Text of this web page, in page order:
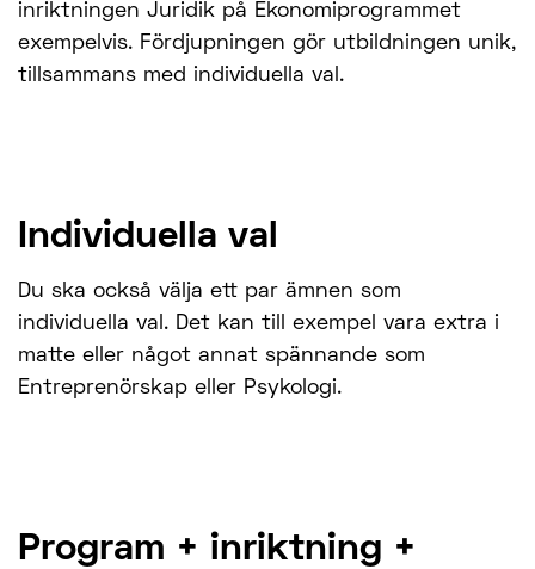
inriktningen Juridik på Ekonomiprogrammet
exempelvis. Fördjupningen gör utbildningen unik,
tillsammans med individuella val.
Individuella val
Du ska också välja ett par ämnen som
individuella val. Det kan till exempel vara extra i
matte eller något annat spännande som
Entreprenörskap eller Psykologi.
Program + inriktning +